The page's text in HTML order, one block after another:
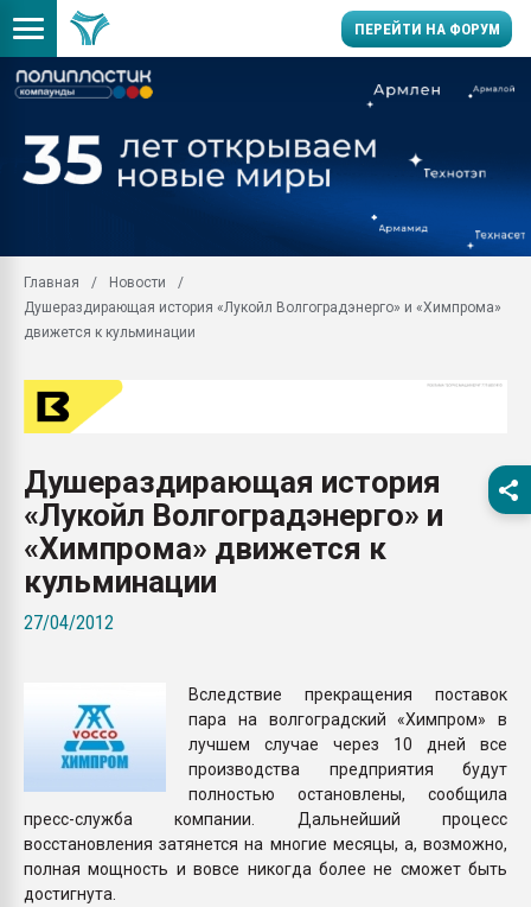
ПЕРЕЙТИ НА ФОРУМ
производство SPC
заводу пластмасс"
28.07.2026
ситуацией на
Всё, что касается
Главная
Новости
Душераздирающая история «Лукойл Волгоградэнерго» и «Химпрома»
движется к кульминации
Душераздирающая история
«Лукойл Волгоградэнерго» и
«Химпрома» движется к
кульминации
27/04/2012
Вследствие прекращения поставок
пара на волгоградский «Химпром» в
лучшем случае через 10 дней все
производства предприятия будут
полностью остановлены, сообщила
пресс-служба компании. Дальнейший процесс
восстановления затянется на многие месяцы, а, возможно,
полная мощность и вовсе никогда более не сможет быть
достигнута.